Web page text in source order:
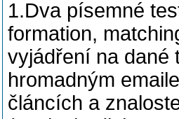
1.Dva písemné
formation,
vyjádření na dané
hromadným
článcích a